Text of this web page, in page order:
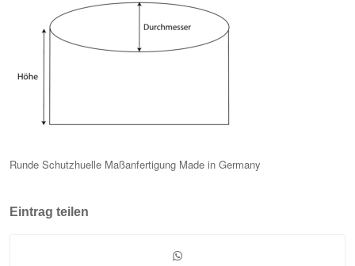
Runde Schutzhuelle Maßanfertigung Made in Germany
Eintrag teilen